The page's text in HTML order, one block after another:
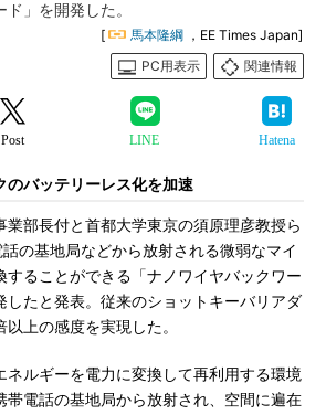
」を開発した。
[ 馬本隆綱 ，EE Times Japan]
PC用表示
関連情報
Post LINE Hatena
のバッテリーレス化を加速
部長付と首都大学東京の須原理彦教授ら
の基地局などから放射される微弱なマイ
することができる「ナノワイヤバックワー
したと発表。従来のショットキーバリアダ
上の感度を実現した。
ルギーを電力に変換して再利用する環境
帯電話の基地局から放射され、空間に遍在